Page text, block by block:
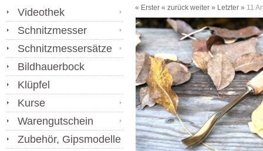
« Erster « zurück weiter » Letzter » 11
Videothek
Schnitzmesser
Schnitzmessersätze
Bildhauerbock
Klüpfel
Kurse
Warengutschein
Zubehör, Gipsmodelle